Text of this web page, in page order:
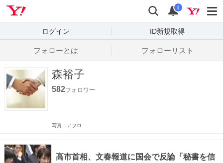
検索
通知
i
ログイン ID新規取得
フォローとは フォローリスト
森裕子
582フォロワー
写真：アフロ
高市首相、文春報道に国会で反論「秘書を信